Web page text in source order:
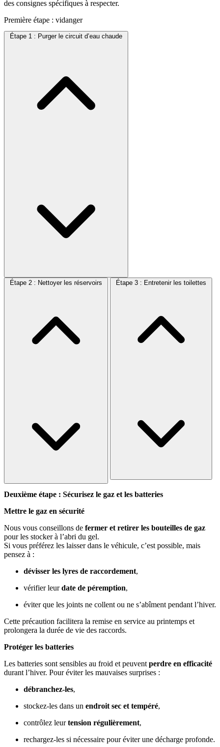
des consignes spécifiques à respecter.
Première étape : vidanger
Étape 1 : Purger le circuit d’eau chaude
Étape 2 : Nettoyer les réservoirs Étape 3 : Entretenir les toilettes
Deuxième étape : Sécurisez le gaz et les batteries
Mettre le gaz en sécurité
Nous vous conseillons de fermer et retirer les bouteilles de gaz
pour les stocker à l’abri du gel.
Si vous préférez les laisser dans le véhicule, c’est possible, mais
pensez à :
dévisser les lyres de raccordement,
vérifier leurdate de péremption,
éviter que les joints ne collent ou ne s’abîment pendant l’hiver.
Cette précaution facilitera la remise en service au printemps et
prolongera la durée de vie des raccords.
Protéger les batteries
Les batteries sont sensibles au froid et peuventperdre en efficacité
durant l’hiver. Pour éviter les mauvaises surprises :
débranchez-les,
stockez-les dans un endroit sec et tempéré,
contrôlez leurtension régulièrement,
rechargez-les si nécessaire pour éviter une décharge profonde.